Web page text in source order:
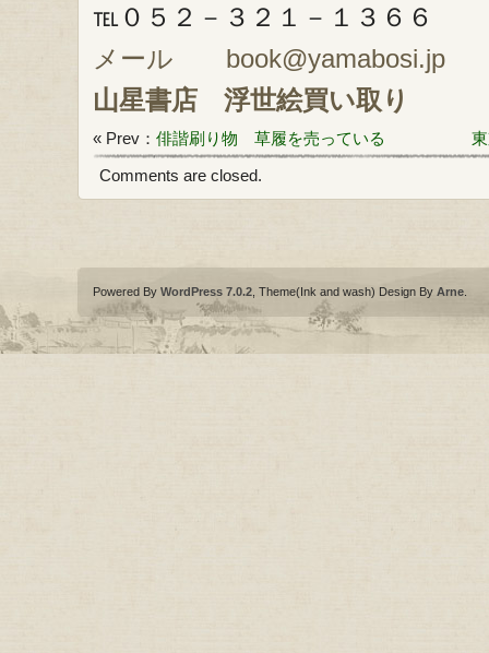
℡０５２－３２１－１３６６
メール book@yamabosi.jp
山星書店
浮世絵買い取り
« Prev： 俳諧刷り物 草履を売っている
Comments are closed.
Powered By WordPress 7.0.2 , Theme(Ink and wash) Design By Arne